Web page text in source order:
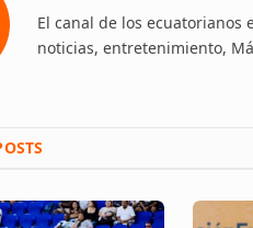
El canal de los
noticias, entretenimiento,